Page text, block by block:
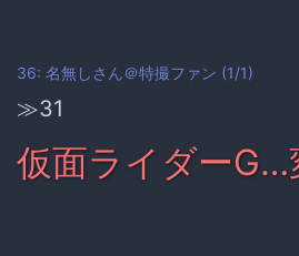
36: 名無しさん＠特撮ファン (1/1)
≫31
仮面ライダーG…